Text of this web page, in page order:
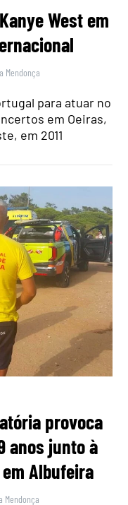
West em
Mendonça
para atuar no
em Oeiras,
em 2011
provoca
anos junto à
Albufeira
Mendonça